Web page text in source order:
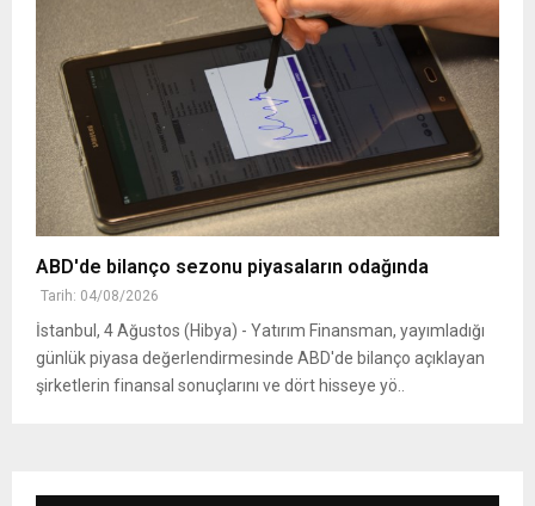
ABD'de bilanço sezonu piyasaların odağında
Tarih: 04/08/2026
İstanbul, 4 Ağustos (Hibya) - Yatırım Finansman, yayımladığı
günlük piyasa değerlendirmesinde ABD'de bilanço açıklayan
şirketlerin finansal sonuçlarını ve dört hisseye yö..